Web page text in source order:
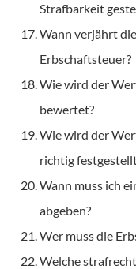
Strafbarkeit
Wann verjährt
Erbschaftsteuer?
Wie wird der
bewertet?
Wie wird der
richtig
Wann muss ich
abgeben?
Wer muss die
Welche